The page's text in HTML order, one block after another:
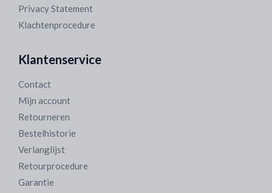
Privacy Statement
Klachtenprocedure
Klantenservice
Contact
Mijn account
Retourneren
Bestelhistorie
Verlanglijst
Retourprocedure
Garantie